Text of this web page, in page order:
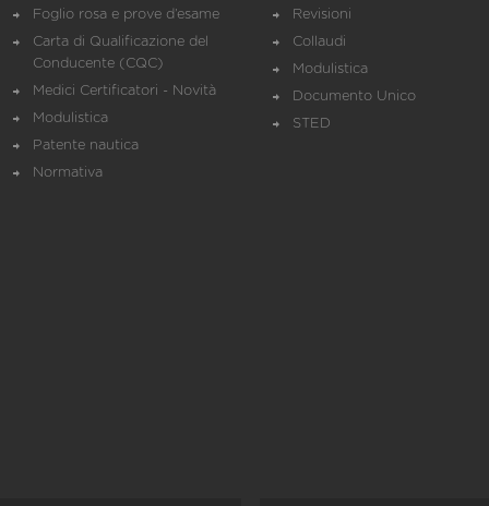
Foglio rosa e prove d’esame
Carta di Qualificazione del
Conducente (CQC)
Medici Certificatori - Novità
Modulistica
Patente nautica
Normativa
Revisioni
Collaudi
Modulistica
Documento Unico
STED